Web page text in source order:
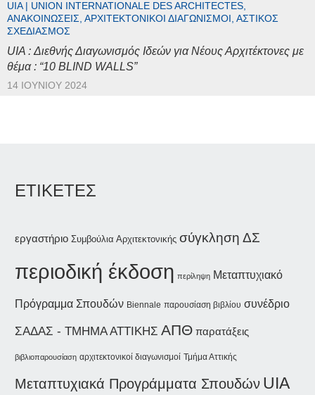
UIA | UNION INTERNATIONALE DES ARCHITECTES,
ΑΝΑΚΟΙΝΏΣΕΙΣ, ΑΡΧΙΤΕΚΤΟΝΙΚΟΊ ΔΙΑΓΩΝΙΣΜΟΊ, ΑΣΤΙΚΌΣ
ΣΧΕΔΙΑΣΜΌΣ
UIA : Διεθνής Διαγωνισμός Ιδεών για Νέους Αρχιτέκτονες με
θέμα : “10 BLIND WALLS”
14 ΙΟΥΝΊΟΥ 2024
ΕΤΙΚΕΤΕΣ
εργαστήριο Συμβούλια Αρχιτεκτονικής σύγκληση ΔΣ
περιοδική έκδοση περίληψη Μεταπτυχιακό
Πρόγραμμα Σπουδών Biennale παρουσίαση βιβλίου συνέδριο
ΣΑΔΑΣ - ΤΜΗΜΑ ΑΤΤΙΚΗΣ ΑΠΘ παρατάξεις
βιβλιοπαρουσίαση αρχιτεκτονικοί διαγωνισμοί Τμήμα Αττικής
Μεταπτυχιακά Προγράμματα Σπουδών UIA